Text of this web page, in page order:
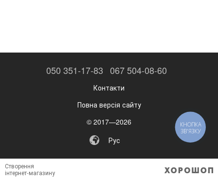
050 351-17-83 067 504-08-60
Контакти
Повна версія сайту
© 2017—2026
Рус
Створення
інтернет-магазину
КНОПКА
ЗВ'ЯЗКУ